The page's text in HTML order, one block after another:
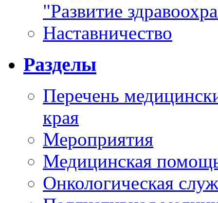
"Развитие
Наставничество
Разделы
Перечень
края
Мероприятия
Медицинская
Онкологическая